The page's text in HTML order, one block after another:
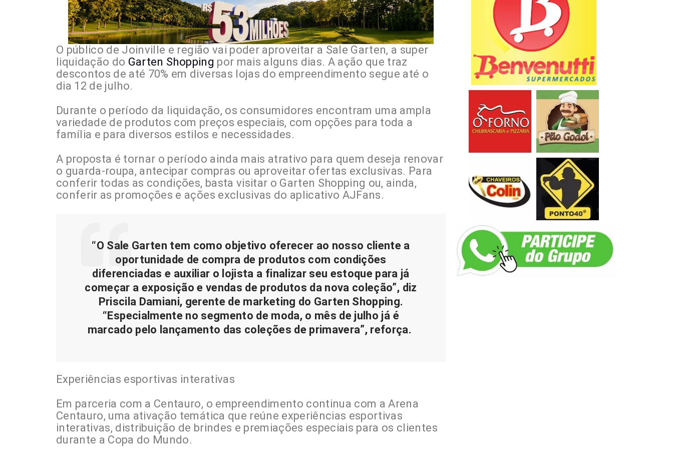
O público de Joinville e região vai poder aproveitar a Sale Garten, a super
liquidação do Garten Shopping por mais alguns dias. A ação que traz
descontos de até 70% em diversas lojas do empreendimento segue até o
dia 12 de julho.
Durante o período da liquidação, os consumidores encontram uma ampla
variedade de produtos com preços especiais, com opções para toda a
família e para diversos estilos e necessidades.
A proposta é tornar o período ainda mais atrativo para quem deseja renovar
o guarda-roupa, antecipar compras ou aproveitar ofertas exclusivas. Para
conferir todas as condições, basta visitar o Garten Shopping ou, ainda,
conferir as promoções e ações exclusivas do aplicativo AJFans.
“O Sale Garten tem como objetivo oferecer ao nosso cliente a
oportunidade de compra de produtos com condições
diferenciadas e auxiliar o lojista a finalizar seu estoque para já
começar a exposição e vendas de produtos da nova coleção”, diz
Priscila Damiani, gerente de marketing do Garten Shopping.
“Especialmente no segmento de moda, o mês de julho já é
marcado pelo lançamento das coleções de primavera”, reforça.
Experiências esportivas interativas
Em parceria com a Centauro, o empreendimento continua com a Arena
Centauro, uma ativação temática que reúne experiências esportivas
interativas, distribuição de brindes e premiações especiais para os clientes
durante a Copa do Mundo.